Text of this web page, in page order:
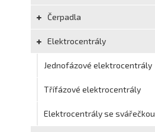
Čerpadla
Elektrocentrály
Jednofázové elektrocentrály
Třífázové elektrocentrály
Elektrocentrály se svářečkou